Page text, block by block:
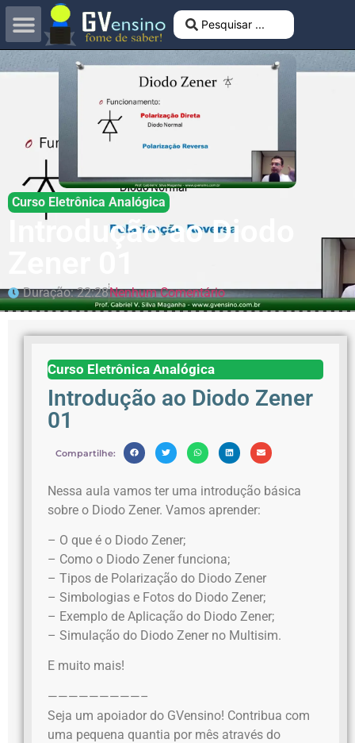
Curso Eletrônica Analógica
Introdução ao Diodo
Duração: 22:28Nenhum Comentário
Curso Eletrônica Analógica
Introdução ao Diodo Zener
01
Compartilhe:
Nessa aula vamos ter uma introdução básica
sobre o Diodo Zener. Vamos aprender:
– O que é o Diodo Zener;
– Como o Diodo Zener funciona;
– Tipos de Polarização do Diodo Zener
– Simbologias e Fotos do Diodo Zener;
– Exemplo de Aplicação do Diodo Zener;
– Simulação do Diodo Zener no Multisim.
E muito mais!
—————————–
Seja um apoiador do GVensino! Contribua com
uma pequena quantia por mês através do